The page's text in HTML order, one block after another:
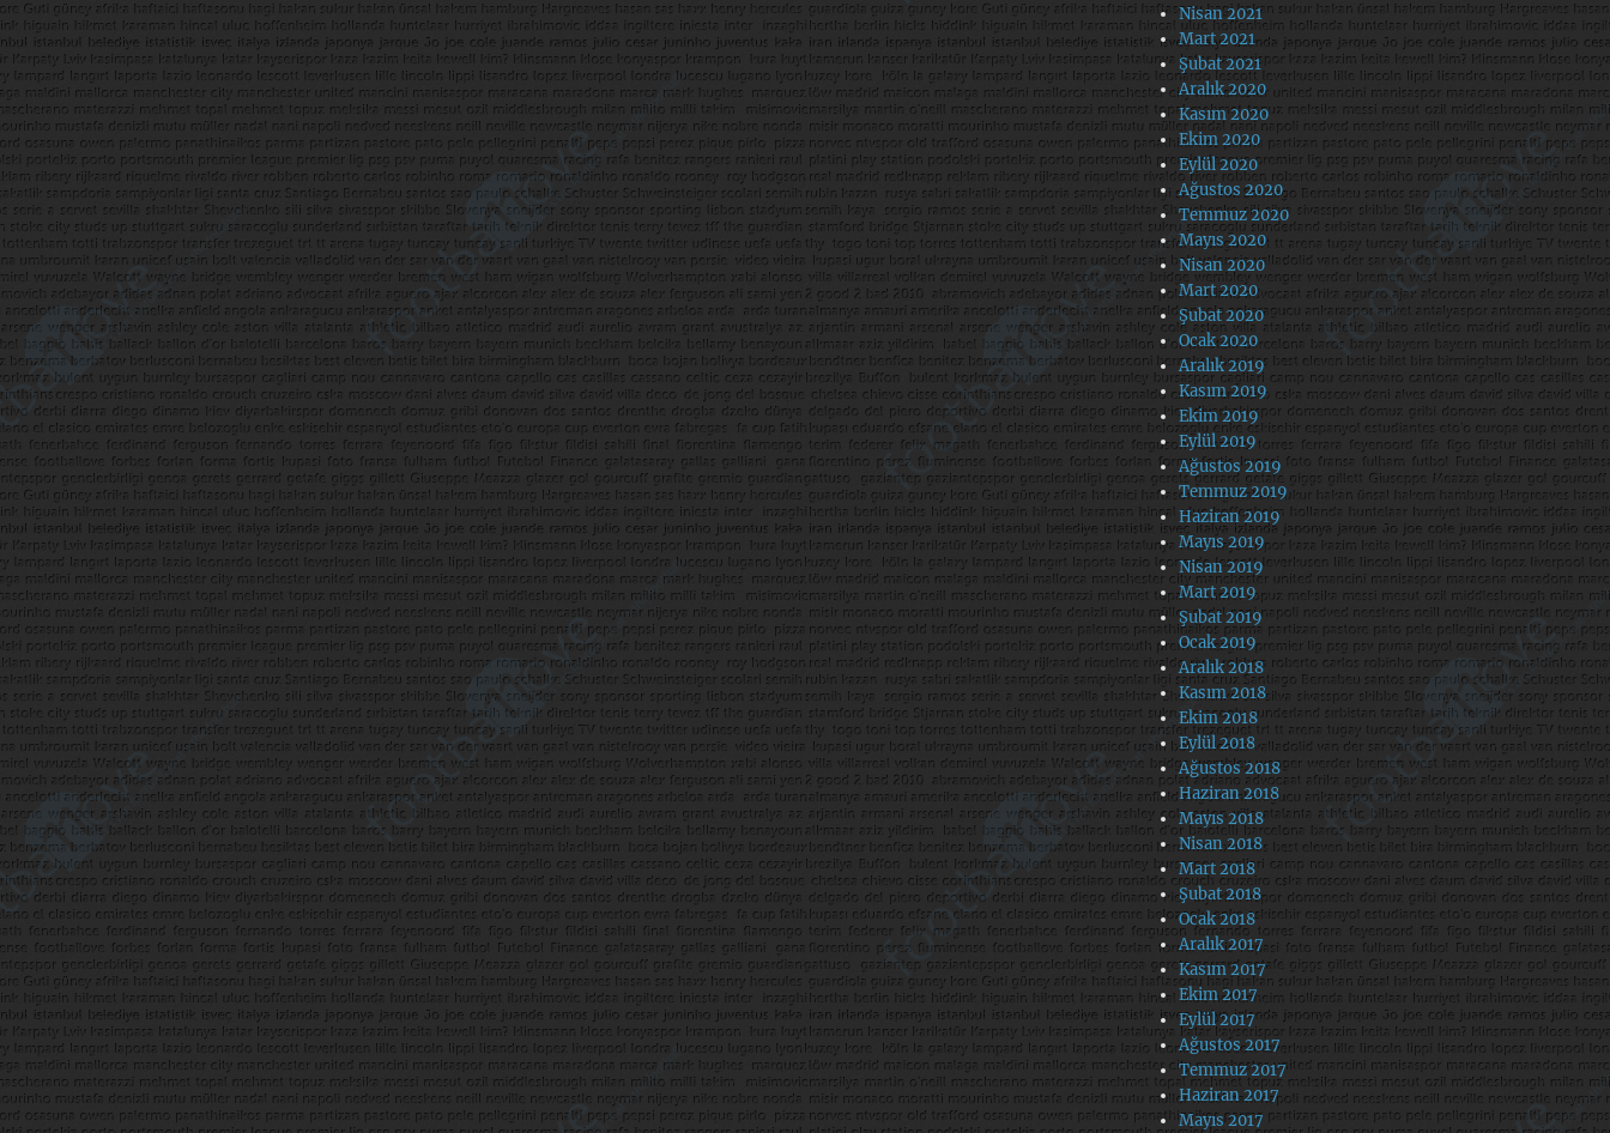
Nisan 2021
Mart 2021
Şubat 2021
Aralık 2020
Kasım 2020
Ekim 2020
Eylül 2020
Ağustos 2020
Temmuz 2020
Mayıs 2020
Nisan 2020
Mart 2020
Şubat 2020
Ocak 2020
Aralık 2019
Kasım 2019
Ekim 2019
Eylül 2019
Ağustos 2019
Temmuz 2019
Haziran 2019
Mayıs 2019
Nisan 2019
Mart 2019
Şubat 2019
Ocak 2019
Aralık 2018
Kasım 2018
Ekim 2018
Eylül 2018
Ağustos 2018
Haziran 2018
Mayıs 2018
Nisan 2018
Mart 2018
Şubat 2018
Ocak 2018
Aralık 2017
Kasım 2017
Ekim 2017
Eylül 2017
Ağustos 2017
Temmuz 2017
Haziran 2017
Mayıs 2017